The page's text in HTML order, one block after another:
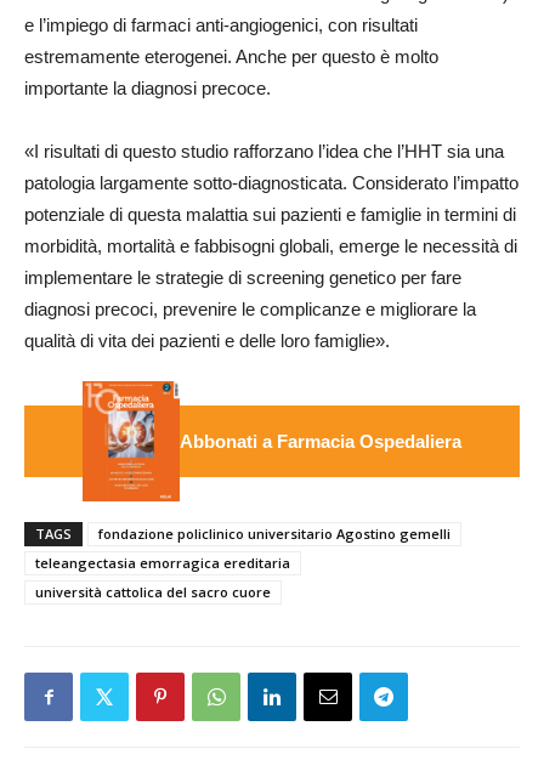
e l’impiego di farmaci anti-angiogenici, con risultati
estremamente eterogenei. Anche per questo è molto
importante la diagnosi precoce.
«I risultati di questo studio rafforzano l’idea che l’HHT sia una
patologia largamente sotto-diagnosticata. Considerato l’impatto
potenziale di questa malattia sui pazienti e famiglie in termini di
morbidità, mortalità e fabbisogni globali, emerge le necessità di
implementare le strategie di screening genetico per fare
diagnosi precoci, prevenire le complicanze e migliorare la
qualità di vita dei pazienti e delle loro famiglie».
Abbonati a Farmacia Ospedaliera
TAGS
fondazione policlinico universitario Agostino gemelli
teleangectasia emorragica ereditaria
università cattolica del sacro cuore